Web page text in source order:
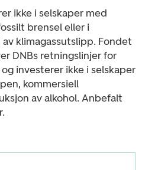
ikke i selskaper med
brensel eller i
klimagassutslipp. Fondet
DNBs retningslinjer for
investerer ikke i selskaper
kommersiell
av alkohol. Anbefalt